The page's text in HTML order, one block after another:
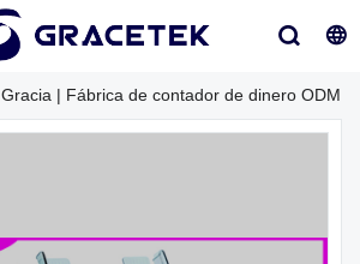
Gracia | Fábrica de contador de dinero ODM